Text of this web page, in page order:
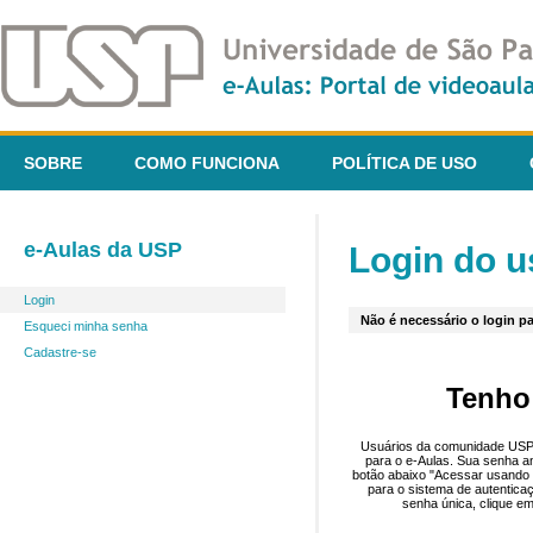
SOBRE COMO FUNCIONA POLÍTICA DE USO
e-Aulas da USP
Login
Esqueci minha senha
Cadastre-se
Login do
Não é necessário o login
Usuários da comunidade
para o e-Aulas. Sua senha
botão abaixo "Acessar
para o sistema de
senha única, clique